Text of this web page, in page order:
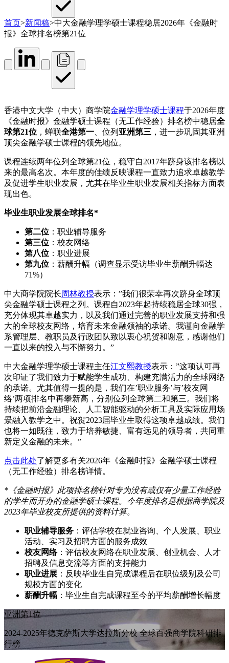
首页>新闻稿>中大金融学理学硕士课程稳居2026年《金融时
报》全球排名榜第21位
香港中文大学（中大）商学院金融学理学硕士课程于2026年度
《金融时报》金融学硕士课程（无工作经验）排名榜中稳居全
球第21位 ，蝉联全港第一 、位列 亚洲第三 ，进一步巩固其亚洲
顶尖金融学硕士课程的领先地位。
课程连续两年位列全球第21位，稳守自2017年跻身该排名榜以
来的最高名次。本年度的佳绩反映课程一直致力追求卓越教学
及促进学生职业发展，尤其在毕业生职业发展相关指标方面表
现出色。
毕业生职业发展全球排名*
第二位 ：职业辅导服务
第三位 ：校友网络
第八位 ：职业进展
第九位 ：薪酬升幅（调查显示受访毕业生薪酬升幅达
71%）
中大商学院院长周林教授表示：”我们很荣幸再次跻身全球顶
尖金融学硕士课程之列。课程自2023年起持续稳居全球30强，
充分体现其卓越实力，以及我们通过完善的职业发展支持和强
大的全球校友网络，培育未来金融领袖的承诺。我谨向金融学
系管理层、教职员及行政团队致以衷心祝贺和谢意，感谢他们
一直以来的投入与不懈努力。”
中大金融学理学硕士课程主任江文熙教授表示：”这项认可再
次印证了我们致力于赋能学生成功、构建充满活力的全球网络
的承诺。尤其值得一提的是，我们在’职业服务’与’校友网
络’两项排名中再攀新高，分别位列全球第二和第三。我们将
持续把前沿金融理论、人工智能驱动的分析工具及实际应用场
景融入教学之中。祝贺2023届毕业生取得这项卓越成绩。我们
也将一如既往，致力于培养敏捷、富有远见的领导者，共同重
新定义金融的未来。”
点击此处了解更多有关2026年《金融时报》金融学硕士课程
（无工作经验）排名榜详情。
*《金融时报》此项排名榜针对专为没有或仅有少量工作经验
的学生而开办的金融学硕士课程。今年度排名是根据商学院及
2023年毕业校友所提供的资料计算。
职业辅导服务 ：评估学校在就业咨询、个人发展、职业
活动、实习及招聘方面的服务成效
校友网络：评估校友网络在职业发展、创业机会、人才
招聘及信息交流等方面的支持能力
职业进展 ：反映毕业生自完成课程后在职位级别及公司
规模方面的变化
薪酬升幅 ：毕业生自完成课程至今的平均薪酬增长幅度
亚洲第1位
2024-2025年德克萨斯大学达拉斯分校 全球百强商学院科研排
行榜